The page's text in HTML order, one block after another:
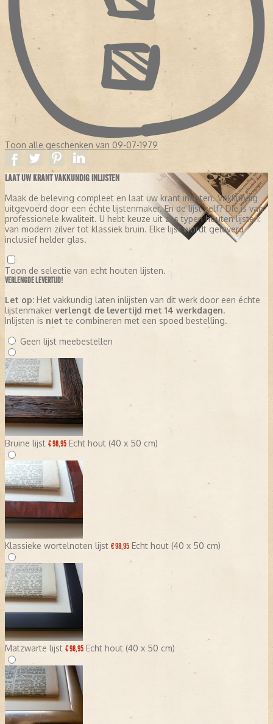
Toon alle geschenken van 09-07-1979
LAAT UW KRANT VAKKUNDIG INLIJSTEN
Maak de beleving compleet en laat uw krant inlijsten. Vakkundig
uitgevoerd door een échte lijstenmaker. En de lijst zelf? Die is van
professionele kwaliteit. U hebt keuze uit zes typen houten lijsten:
van modern zilver tot klassiek bruin. Elke lijst wordt geleverd
inclusief helder glas.
Toon de selectie van echt houten lijsten.
VERLENGDE LEVERTIJD!
Let op: Het vakkundig laten inlijsten van dit werk door een échte
lijstenmaker verlengt de levertijd met 14 werkdagen.
Inlijsten is niet te combineren met een spoed bestelling.
Geen lijst meebestellen
Bruine lijst € 98,95 Echt hout (40 x 50 cm)
Klassieke wortelnoten lijst € 98,95 Echt hout (40 x 50 cm)
Matzwarte lijst € 98,95 Echt hout (40 x 50 cm)